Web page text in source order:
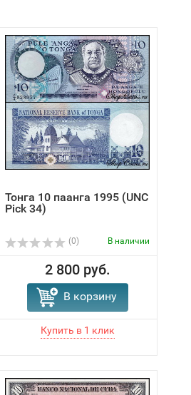
Тонга 10 паанга 1995 (UNC
Pick 34)
(0) В наличии
2 800 руб.
В корзину